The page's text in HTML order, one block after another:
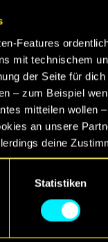
Features
mit technischem
der Seite für
– zum Beispiel
mitteilen wollen
an unsere
deine
auch alle
Statistiken